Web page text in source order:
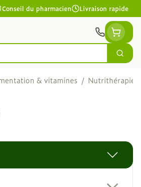
Conseil du pharmacien Livraison rapide
& vitamines / Nutrithérapie